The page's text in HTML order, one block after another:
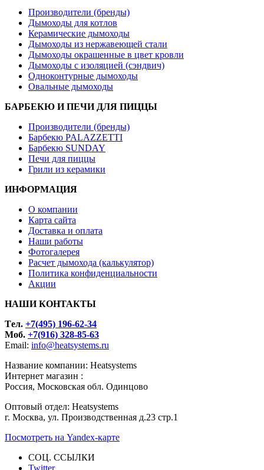
Производители (бренды)
Дымоходы для котлов
Керамические дымоходы
Дымоходы из нержавеющей стали
Дымоходы окрашенные в цвет кровли
Дымоходы с изоляцией (сэндвич)
Одноконтурные дымоходы
Овальные дымоходы
БАРБЕКЮ И ПЕЧИ ДЛЯ ПИЦЦЫ
Производители (бренды)
Барбекю PALAZZETTI
Барбекю SUNDAY
Печи для пиццы
Грили из керамики
ИНФОРМАЦИЯ
О компании
Карта сайта
Доставка и оплата
Наши работы
Фотогалерея
Расчет дымохода (калькулятор)
Политика конфиденциальности
Акции
НАШИ КОНТАКТЫ
Tел. +7(495) 196-62-34
Моб. +7(916) 328-85-63
Email: info@heatsystems.ru
Название компании: Heatsystems
Интернет магазин :
Россия, Московская обл. Одинцово
Оптовый отдел: Heatsystems
г. Москва, ул. Производственная д.23 стр.1
Посмотреть на Yandex-карте
СОЦ. ССЫЛКИ
Twitter